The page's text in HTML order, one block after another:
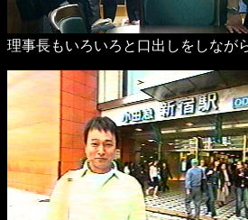
理事長もいろいろと口出しをしなが